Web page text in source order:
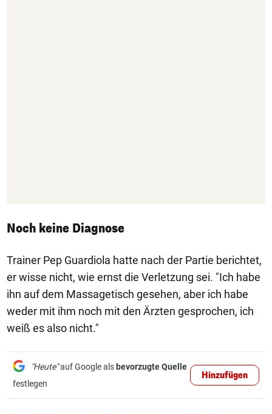
Noch keine Diagnose
Trainer Pep Guardiola hatte nach der Partie berichtet,
er wisse nicht, wie ernst die Verletzung sei. "Ich habe
ihn auf dem Massagetisch gesehen, aber ich habe
weder mit ihm noch mit den Ärzten gesprochen, ich
weiß es also nicht."
"Heute"auf Google als bevorzugte Quelle
festlegen
Hinzufügen